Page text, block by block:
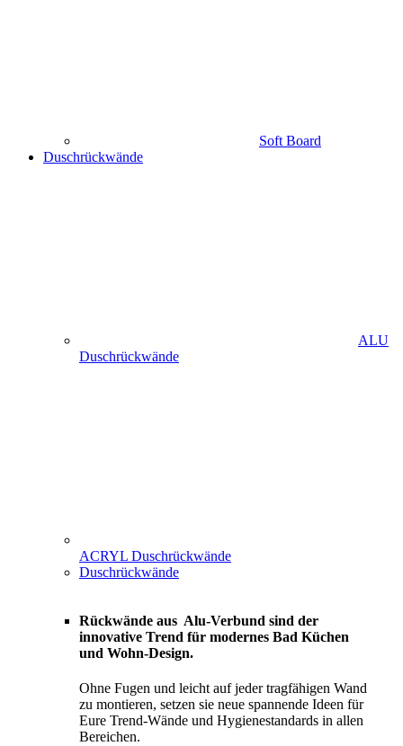
Soft Board
Duschrückwände
ALU
Duschrückwände
ACRYL Duschrückwände
Duschrückwände
Rückwände aus Alu-Verbund sind der
innovative Trend für modernes Bad Küchen
und Wohn-Design.
Ohne Fugen und leicht auf jeder tragfähigen Wand
zu montieren, setzen sie neue spannende Ideen für
Eure Trend-Wände und Hygienestandards in allen
Bereichen.